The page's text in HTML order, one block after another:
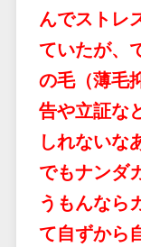
んでストレ
ていたが、
の毛（薄毛
告や立証な
しれないな
でもナンダ
うもんなら
て自ずから